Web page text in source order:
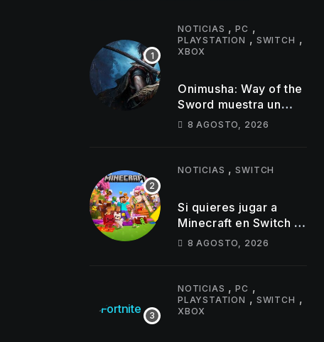
NOTICIAS ,PC ,
PLAYSTATION , SWITCH ,
XBOX
Onimusha: Way of the
Sword muestra un
jefe brutal y nuevas
8 AGOSTO, 2026
NOTICIAS ,SWITCH
Si quieres jugar a
Minecraft en Switch 2,
anota la fecha de
de Nintendo
8 AGOSTO, 2026
NOTICIAS ,PC ,
PLAYSTATION , SWITCH ,
XBOX